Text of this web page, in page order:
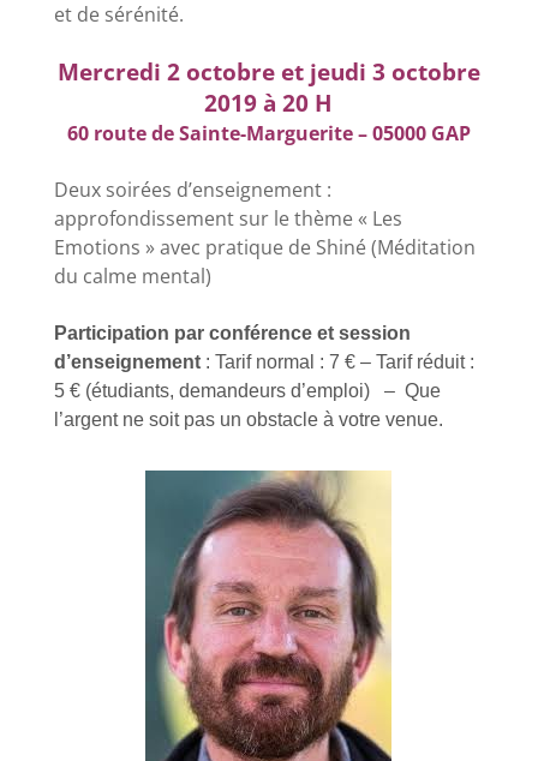
et de sérénité.
Mercredi 2 octobre et jeudi 3 octobre
2019 à 20 H
60 route de Sainte-Marguerite – 05000 GAP
Deux soirées d’enseignement :
approfondissement sur le thème « Les
Emotions » avec pratique de Shiné (Méditation
du calme mental)
Participation par conférence et session
d’enseignement: Tarif normal : 7 € – Tarif réduit :
5 € (étudiants, demandeurs d’emploi) – Que
l’argent ne soit pas un obstacle à votre venue.